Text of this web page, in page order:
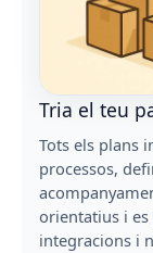
Tria el teu
Tots els plans
processos,
orientatius i
integracions i